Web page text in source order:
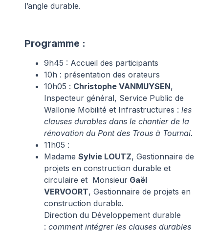
l’angle durable.
Programme :
9h45 : Accueil des participants
10h : présentation des orateurs
10h05 : Christophe VANMUYSEN,
Inspecteur général, Service Public de
Wallonie Mobilité et Infrastructures : les
clauses durables dans le chantier de la
rénovation du Pont des Trous à Tournai.
11h05 :
Madame Sylvie LOUTZ, Gestionnaire de
projets en construction durable et
circulaire et Monsieur Gaël
VERVOORT, Gestionnaire de projets en
construction durable.
Direction du Développement durable
: comment intégrer les clauses durables